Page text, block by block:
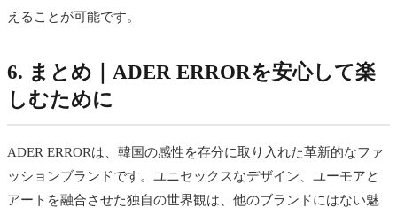
えることが可能です。
6. まとめ｜ADER ERRORを安心して楽
しむために
ADER ERRORは、韓国の感性を存分に取り入れた革新的なファ
ッションブランドです。ユニセックスなデザイン、ユーモアと
アートを融合させた独自の世界観は、他のブランドにはない魅